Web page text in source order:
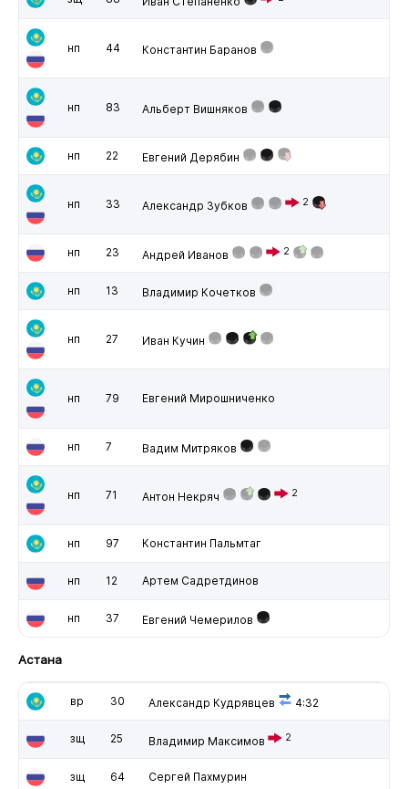
нп 44 Константин Баранов
нп 83 Альберт Вишняков
нп 22 Евгений Дерябин
нп 33 Александр Зубков 2
нп 23 Андрей Иванов 2
нп 13 Владимир Кочетков
нп 27 Иван Кучин
нп 79 Евгений Мирошниченко
нп 7 Вадим Митряков
нп 71 Антон Некряч 2
нп 97 Константин Пальмтаг
нп 12 Артем Садретдинов
нп 37 Евгений Чемерилов
Астана
вр 30 Александр Кудрявцев 4:32
зщ 25 Владимир Максимов 2
зщ 64 Сергей Пахмурин